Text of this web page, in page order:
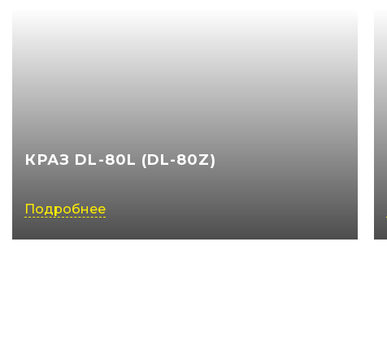
КРАЗ DL-80L (DL-80Z)
Подробнее